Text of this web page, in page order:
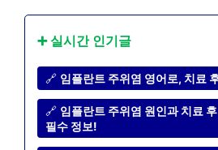
➕ 실시간 인기글
🔗 임플란트 주위염 영어로, 치료
🔗 임플란트 주위염 원인과 치료
필수 정보!